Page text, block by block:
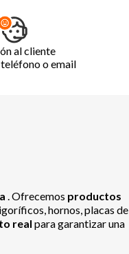
al cliente
o email
. Ofrecemos productos
hornos, placas de
real para garantizar una